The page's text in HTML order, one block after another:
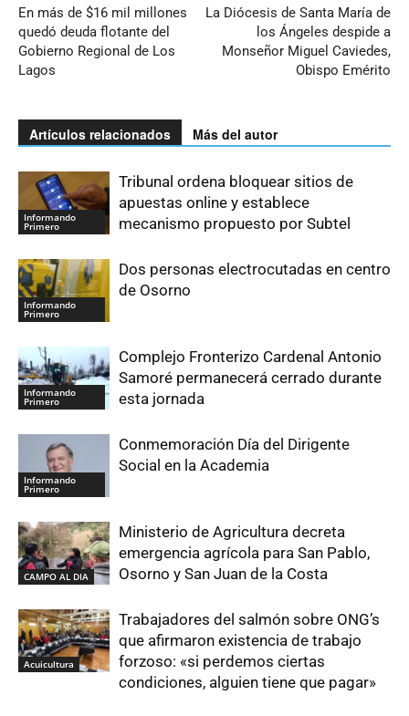
En más de $16 mil millones
quedó deuda flotante del
Gobierno Regional de Los
Lagos
La Diócesis de Santa María de
los Ángeles despide a
Monseñor Miguel Caviedes,
Obispo Emérito
Artículos relacionados Más del autor
Informando
Primero
Tribunal ordena bloquear sitios de
apuestas online y establece
mecanismo propuesto por Subtel
Informando
Primero
Dos personas electrocutadas en centro
de Osorno
Informando
Primero
Complejo Fronterizo Cardenal Antonio
Samoré permanecerá cerrado durante
esta jornada
Informando
Primero
Conmemoración Día del Dirigente
Social en la Academia
CAMPO AL DIA
Ministerio de Agricultura decreta
emergencia agrícola para San Pablo,
Osorno y San Juan de la Costa
Acuicultura
Trabajadores del salmón sobre ONG’s
que afirmaron existencia de trabajo
forzoso: «si perdemos ciertas
condiciones, alguien tiene que pagar»